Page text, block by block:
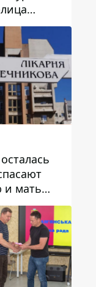
и мать